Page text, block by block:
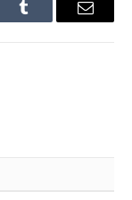
Tumblr Email